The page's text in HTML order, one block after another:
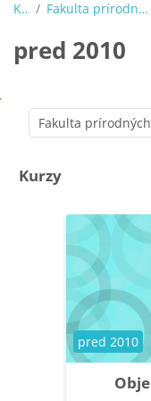
Kurzy Fakulta prírodných vied a informatiky
pred 2010
Kurzy
Kategória
pred 2010